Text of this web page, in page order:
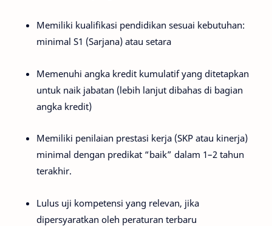
Memiliki kualifikasi pendidikan sesuai kebutuhan:
minimal S1 (Sarjana) atau setara
Memenuhi angka kredit kumulatif yang ditetapkan
untuk naik jabatan (lebih lanjut dibahas di bagian
angka kredit)
Memiliki penilaian prestasi kerja (SKP atau kinerja)
minimal dengan predikat “baik” dalam 1–2 tahun
terakhir.
Lulus uji kompetensi yang relevan, jika
dipersyaratkan oleh peraturan terbaru